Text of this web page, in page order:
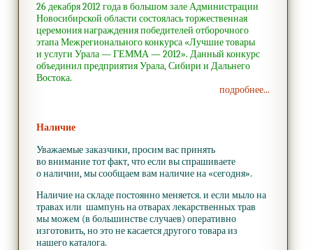
26 декабря 2012 года в большом зале Администрации
Новосибирской области состоялась торжественная
церемония награждения победителей отборочного
этапа Межрегионального конкурса «Лучшиетовары
и услуги Урала — ГЕММА — 2012». Данный конкурс
объединил предприятия Урала, Сибири и Дальнего
Востока.
подробнее...
Наличие
Уважаемые заказчики, просим вас принять
во внимание тот факт, что если вы спрашиваете
о наличии, мы сообщаем вам наличие на «сегодня».
Наличие на складе постоянно меняется. и если мыло на
травах или шампунь на отварах лекарственных трав
мы можем (в большинстве случаев) оперативно
изготовить, но это не касается другого товара из
нашего каталога.